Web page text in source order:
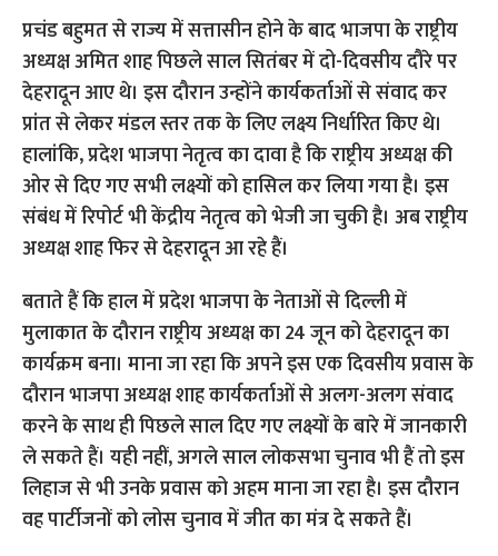
प्रचंड बहुमत से राज्य में सत्तासीन होने के बाद भाजपा के राष्ट्रीय
अध्यक्ष अमित शाह पिछले साल सितंबर में दो-दिवसीय दौरे पर
देहरादून आए थे। इस दौरान उन्होंने कार्यकर्ताओं से संवाद कर
प्रांत से लेकर मंडल स्तर तक के लिए लक्ष्य निर्धारित किए थे।
हालांकि, प्रदेश भाजपा नेतृत्व का दावा है कि राष्ट्रीय अध्यक्ष की
ओर से दिए गए सभी लक्ष्यों को हासिल कर लिया गया है। इस
संबंध में रिपोर्ट भी केंद्रीय नेतृत्व को भेजी जा चुकी है। अब राष्ट्रीय
अध्यक्ष शाह फिर से देहरादून आ रहे हैं।
बताते हैं कि हाल में प्रदेश भाजपा के नेताओं से दिल्ली में
मुलाकात के दौरान राष्ट्रीय अध्यक्ष का 24 जून को देहरादून का
कार्यक्रम बना। माना जा रहा कि अपने इस एक दिवसीय प्रवास के
दौरान भाजपा अध्यक्ष शाह कार्यकर्ताओं से अलग-अलग संवाद
करने के साथ ही पिछले साल दिए गए लक्ष्यों के बारे में जानकारी
ले सकते हैं। यही नहीं, अगले साल लोकसभा चुनाव भी हैं तो इस
लिहाज से भी उनके प्रवास को अहम माना जा रहा है। इस दौरान
वह पार्टीजनों को लोस चुनाव में जीत का मंत्र दे सकते हैं।